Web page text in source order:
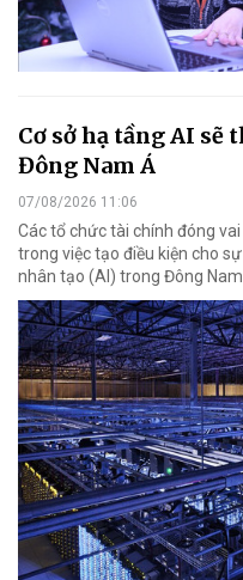
Cơ sở hạ tầng AI sẽ
Đông Nam Á
07/08/2026 11:06
Các tổ chức tài chính đóng
trong việc tạo điều kiện cho
nhân tạo (AI) trong Đông